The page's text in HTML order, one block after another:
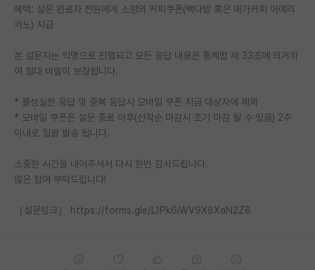
취업 게시판
PI 전용 게시판
인문사회 계열 게시판
특수/전문대학원 게시판
장학금/장학생 게시판
학술 정보 게시판
혜택: 설문 완료자 전원에게 소정의 커피쿠폰(빽다방 혹은 메가커피 아메리
카노) 지급
본 설문지는 익명으로 진행되고 모든 응답 내용은 통계법 제 33조에 의거하
여 절대 비밀이 보장됩니다.
* 불성실한 응답 및 중복 응답시 모바일 쿠폰 지급 대상자에 제외
* 모바일 쿠폰은 설문 종료 이후(선착순 마감시 조기 마감 될 수 있음) 2주
이내로 일괄 발송 됩니다.
소중한 시간을 내어주셔서 다시 한번 감사드립니다.
많은 참여 부탁드립니다!
［설문링크］ https://forms.gle/L1Pk6iWV9X8XaN2Z8